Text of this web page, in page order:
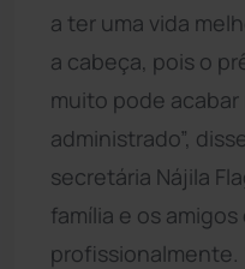
a ter uma vida
a cabeça, pois o
muito pode
administrado”,
secretária Nájila
família e os
profissionalmente.